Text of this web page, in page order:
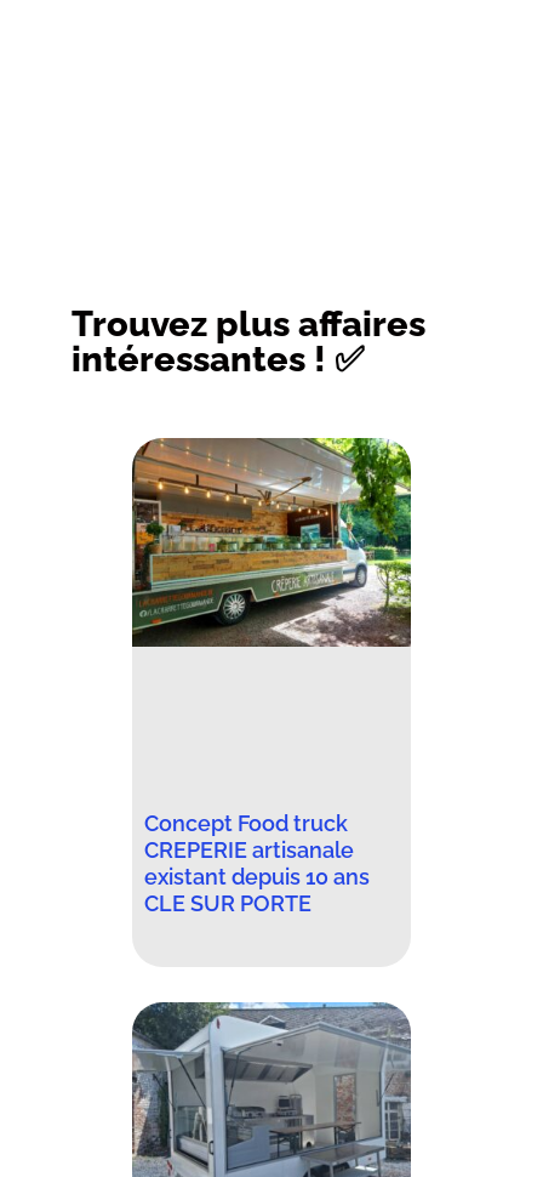
Trouvez plus affaires
intéressantes ! ✅
Concept Food truck
CREPERIE artisanale
existant depuis 10 ans
CLE SUR PORTE